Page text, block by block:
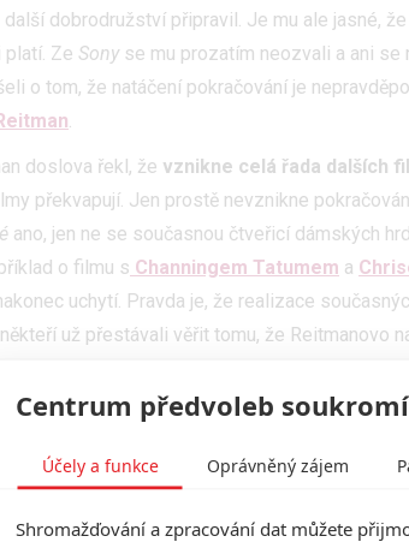
další dobrodružství připravil. Je mu ale jasné,
platí. Ze Sony se mu prozatím neozvali a ani se
o tom, že natáčení pokračování je
.
doslova řekl, že vznikne celá řada dalších
překvapují. Jen prostě nevznikne
ano, jen ne se současnou čtveřicí dámských
o filmu s Channingem Tatumem a
uchytí. Pravda je, že realizace
už přestávali věřit tomu, že Reitmanovo
Na druhou stranu je Hollywood stále
se podařilo prodat hromadu hraček a
se tuhle krávu někdo pokusí podojit ještě
Centrum předvoleb soukromí
Účely a funkce Oprávněný zájem
Shromažďování a zpracování dat můžete